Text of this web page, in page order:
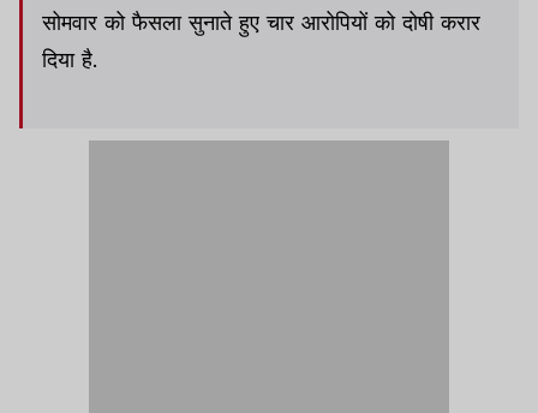
सोमवार को फैसला सुनाते हुए चार आरोपियों को दोषी करार
दिया है.